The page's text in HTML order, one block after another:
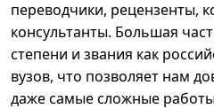
переводчики, рецензенты,
консультанты. Большая
степени и звания как
вузов, что позволяет нам
даже самые сложные